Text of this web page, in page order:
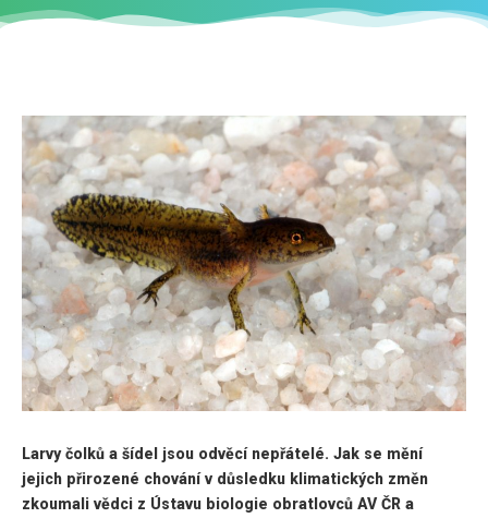
Larvy čolků a šídel jsou odvěcí nepřátelé. Jak se mění
jejich přirozené chování v důsledku klimatických změn
zkoumali vědci z Ústavu biologie obratlovců AV ČR a